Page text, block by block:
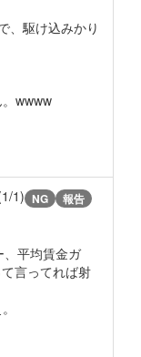
、駆け込みかり
wwww
1) NG 報告
、平均賃金ガ
言ってれば射